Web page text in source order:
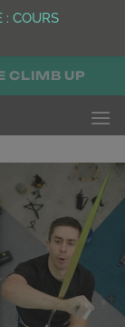
CLIMB UP
: COURS